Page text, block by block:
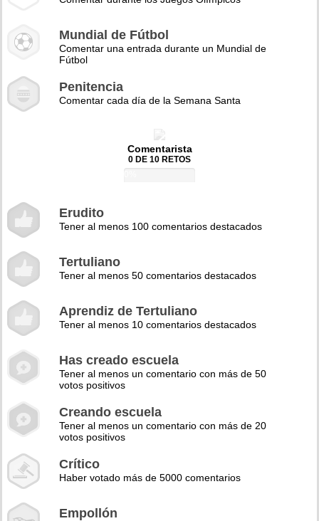
Mundial de Fútbol
Comentar una entrada durante un Mundial de
Fútbol
Penitencia
Comentar cada día de la Semana Santa
Comentarista
0 DE 10 RETOS
Erudito
Tener al menos 100 comentarios destacados
Tertuliano
Tener al menos 50 comentarios destacados
Aprendiz de Tertuliano
Tener al menos 10 comentarios destacados
Has creado escuela
Tener al menos un comentario con más de 50
votos positivos
Creando escuela
Tener al menos un comentario con más de 20
votos positivos
Crítico
Haber votado más de 5000 comentarios
Empollón